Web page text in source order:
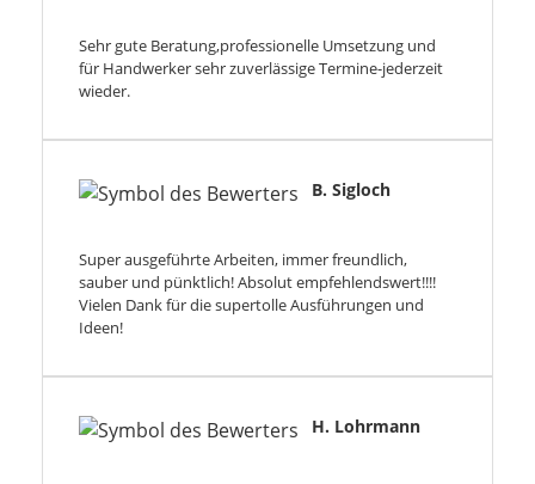
Sehr gute Beratung,professionelle Umsetzung und
für Handwerker sehr zuverlässige Termine-jederzeit
wieder.
B. Sigloch
Super ausgeführte Arbeiten, immer freundlich,
sauber und pünktlich! Absolut empfehlendswert!!!!
Vielen Dank für die supertolle Ausführungen und
Ideen!
H. Lohrmann